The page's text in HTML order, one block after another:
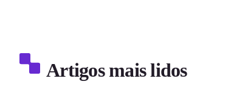
Artigos mais lidos